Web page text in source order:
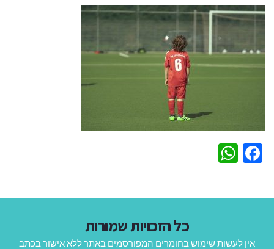
Facebook
כל הזכויות שמורות
אין לעשות שימוש בחומרים המפורסמים באתר ללא אישור בכתב